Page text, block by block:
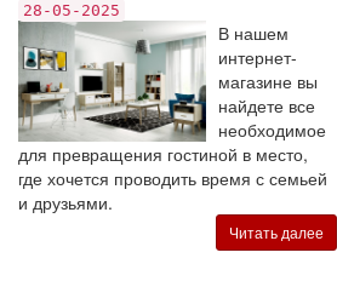
28-05-2025
В нашем
интернет-
магазине вы
найдете все
необходимое
для превращения гостиной в место,
где хочется проводить время с семьей
и друзьями.
Читать далее